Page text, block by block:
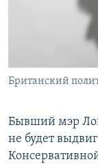
Британский
Бывший мэр
не будет